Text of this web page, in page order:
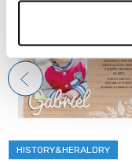
HISTORY&HERALDRY